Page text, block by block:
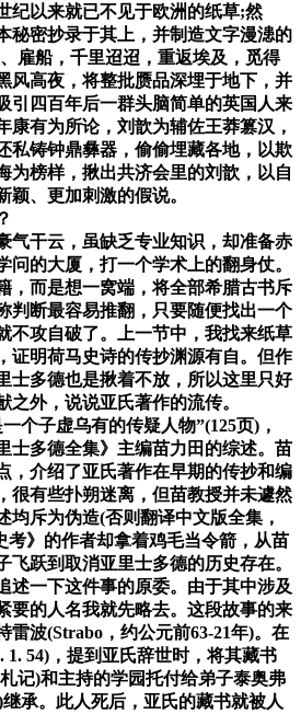
纪以来就已不见于欧洲的纸草;然
秘密抄录于其上，并制造文字漫漶的
雇船，千里迢迢，重返埃及，觅得
风高夜，将整批赝品深埋于地下，并
引四百年后一群头脑简单的英国人来
康有为所论，刘歆为辅佐王莽篡汉，
私铸钟鼎彝器，偷偷埋藏各地，以欺
为榜样，揪出共济会里的刘歆，以自
颖、更加刺激的假说。
气干云，虽缺乏专业知识，却准备赤
问的大厦，打一个学术上的翻身仗。
，而是想一窝端，将全部希腊古书斥
判断最容易推翻，只要随便找出一个
不攻自破了。上一节中，我找来纸草
证明荷马史诗的传抄渊源有自。但作
士多德也是揪着不放，所以这里只好
之外，说说亚氏著作的流传。
个子虚乌有的传疑人物”(125页)，
士多德全集》主编苗力田的综述。苗
，介绍了亚氏著作在早期的传抄和编
很有些扑朔迷离，但苗教授并未遽然
均斥为伪造(否则翻译中文版全集，
考》的作者却拿着鸡毛当令箭，从苗
飞跃到取消亚里士多德的历史存在。
述一下这件事的原委。由于其中涉及
要的人名我就先略去。这段故事的来
雷波(Strabo，约公元前63-21年)。在
1. 54)，提到亚氏辞世时，将其藏书
记)和主持的学园托付给弟子泰奥弗
承。此人死后，亚氏的藏书就被人